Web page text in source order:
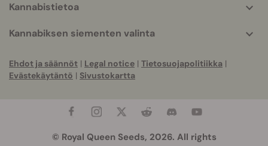
Kannabistietoa
Kannabiksen siementen valinta
Ehdot ja säännöt | Legal notice | Tietosuojapolitiikka |
Evästekäytäntö | Sivustokartta
© Royal Queen Seeds, 2026. All rights